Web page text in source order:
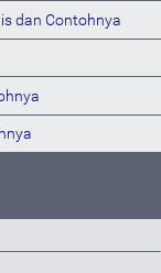
dan Contohnya